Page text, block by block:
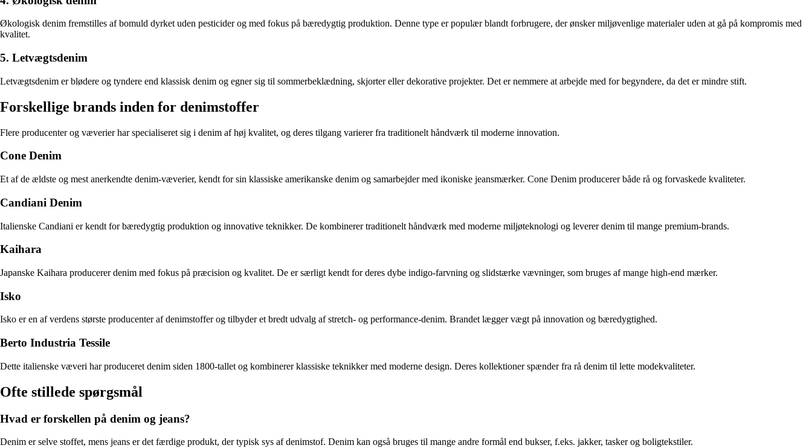
Økologisk denim fremstilles af bomuld dyrket uden pesticider og med fokus på bæredygtig produktion. Denne type er populær blandt forbrugere, der ønsker miljøvenlige materialer uden at gå på kompromis med
kvalitet.
5. Letvægtsdenim
Letvægtsdenim er blødere og tyndere end klassisk denim og egner sig til sommerbeklædning, skjorter eller dekorative projekter. Det er nemmere at arbejde med for begyndere, da det er mindre stift.
Forskellige brands inden for denimstoffer
Flere producenter og væverier har specialiseret sig i denim af høj kvalitet, og deres tilgang varierer fra traditionelt håndværk til moderne innovation.
Cone Denim
Et af de ældste og mest anerkendte denim-væverier, kendt for sin klassiske amerikanske denim og samarbejder med ikoniske jeansmærker. Cone Denim producerer både rå og forvaskede kvaliteter.
Candiani Denim
Italienske Candiani er kendt for bæredygtig produktion og innovative teknikker. De kombinerer traditionelt håndværk med moderne miljøteknologi og leverer denim til mange premium-brands.
Kaihara
Japanske Kaihara producerer denim med fokus på præcision og kvalitet. De er særligt kendt for deres dybe indigo-farvning og slidstærke vævninger, som bruges af mange high-end mærker.
Isko
Isko er en af verdens største producenter af denimstoffer og tilbyder et bredt udvalg af stretch- og performance-denim. Brandet lægger vægt på innovation og bæredygtighed.
Berto Industria Tessile
Dette italienske væveri har produceret denim siden 1800-tallet og kombinerer klassiske teknikker med moderne design. Deres kollektioner spænder fra rå denim til lette modekvaliteter.
Ofte stillede spørgsmål
Hvad er forskellen på denim og jeans?
Denim er selve stoffet, mens jeans er det færdige produkt, der typisk sys af denimstof. Denim kan også bruges til mange andre formål end bukser, f.eks. jakker, tasker og boligtekstiler.